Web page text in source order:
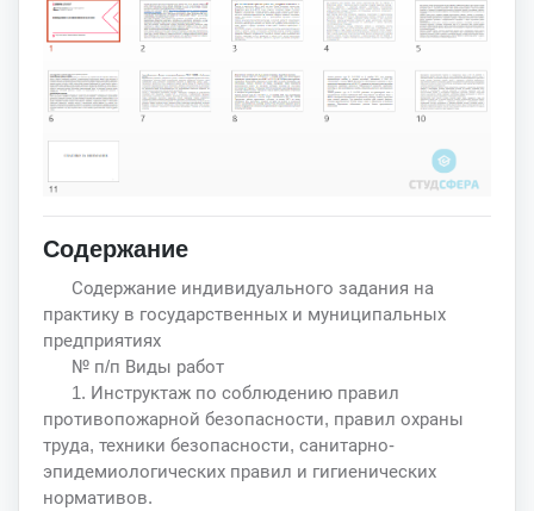
Содержание
Содержание индивидуального задания на
практику в государственных и муниципальных
предприятиях
№ п/п Виды работ
1. Инструктаж по соблюдению правил
противопожарной безопасности, правил охраны
труда, техники безопасности, санитарно-
эпидемиологических правил и гигиенических
нормативов.